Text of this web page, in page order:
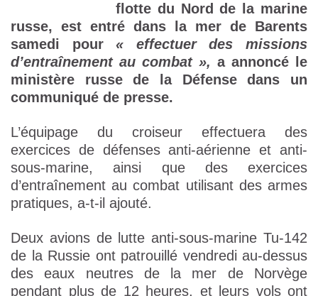
flotte du Nord de la marine
russe, est entré dans la mer de Barents
samedi pour« effectuer des missions
d’entraînement au combat », a annoncé le
ministère russe de la Défense dans un
communiqué de presse.
L’équipage du croiseur effectuera des
exercices de défenses anti-aérienne et anti-
sous-marine, ainsi que des exercices
d’entraînement au combat utilisant des armes
pratiques, a-t-il ajouté.
Deux avions de lutte anti-sous-marine Tu-142
de la Russie ont patrouillé vendredi au-dessus
des eaux neutres de la mer de Norvège
pendant plus de 12 heures, et leurs vols ont